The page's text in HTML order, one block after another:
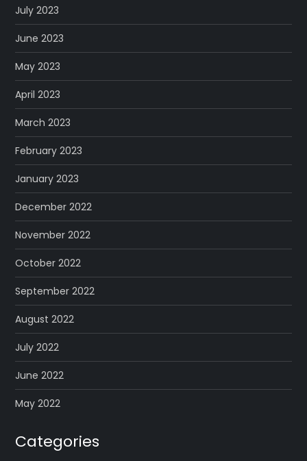
July 2023
June 2023
May 2023
April 2023
March 2023
February 2023
January 2023
December 2022
November 2022
October 2022
September 2022
August 2022
July 2022
June 2022
May 2022
Categories